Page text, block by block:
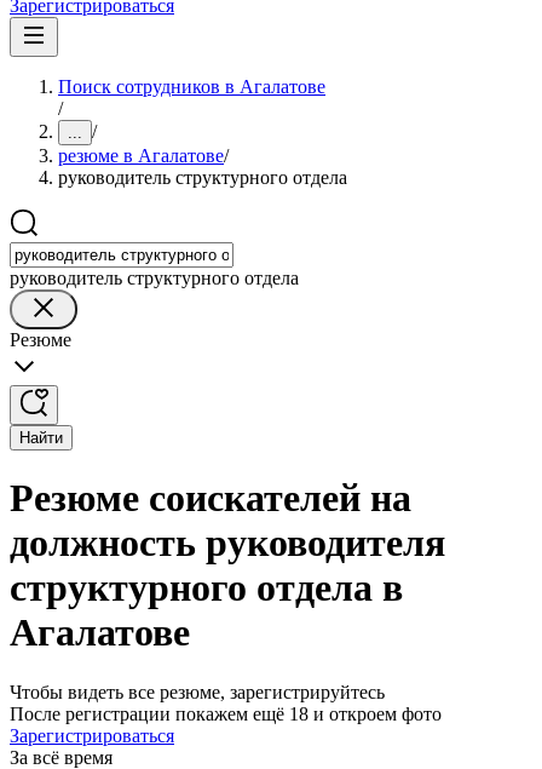
Зарегистрироваться
Поиск сотрудников в Агалатове
/
... /
резюме в Агалатове/
руководитель структурного отдела
руководитель структурного отдела
Резюме
Найти
Резюме соискателей на
должность руководителя
структурного отдела в
Агалатове
Чтобы видеть все резюме, зарегистрируйтесь
После регистрации покажем ещё 18 и откроем фото
Зарегистрироваться
За всё время